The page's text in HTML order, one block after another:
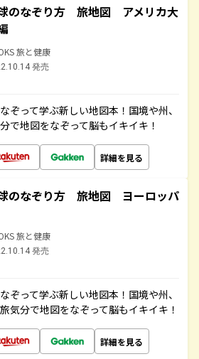
のなぞり方 旅地図 アメリカ大
旅と健康
発売
ぞって学ぶ新しい地図本！国境や州、
で地図をなぞって脳もイキイキ！
詳細を見る
のなぞり方 旅地図 ヨーロッパ
旅と健康
発売
ぞって学ぶ新しい地図本！国境や州、
気分で地図をなぞって脳もイキイキ！
詳細を見る